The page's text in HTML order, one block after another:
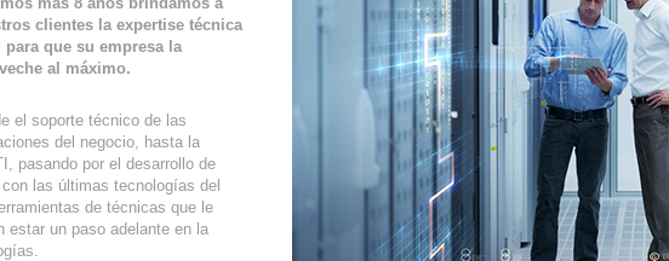
clientes la expertise técnica
para que su empresa la
al máximo.
el soporte técnico de las
del negocio, hasta la
pasando por el desarrollo de
las últimas tecnologías del
de técnicas que le
estar un paso adelante en la